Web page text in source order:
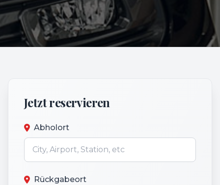
Jetzt reservieren
Abholort
Rückgabeort